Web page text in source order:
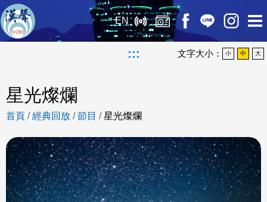
EN
::: 文字大小： 小 中 大
星光燦爛
首頁 /經典回放 /節目 /星光燦爛